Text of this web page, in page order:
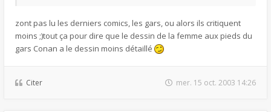
zont pas lu les derniers comics, les gars, ou alors ils critiquent
moins ;)tout ça pour dire que le dessin de la femme aux pieds du
gars Conan a le dessin moins détaillé
Citer mer. 15 oct. 2003 14:26